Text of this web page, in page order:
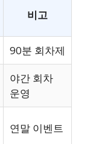
비고
90분 회차제
야간 회차
운영
연말 이벤트